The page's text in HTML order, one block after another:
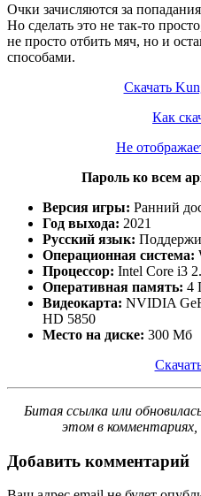
Очки зачисляются за
Но сделать это не так-то
не просто отбить мяч, но и
способами.
Скачать
Как
Не
Пароль ко всем
Версия игры: Ранний
Год выхода: 2021
Русский язык:
Операционная система:
Процессор: Intel Core i3
Оперативная память: 4
Видеокарта: NVIDIA
HD 5850
Место на диске: 300 Мб
Битая ссылка или
этом в комментариях,
Добавить комментарий